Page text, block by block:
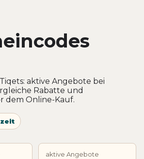
aktive Angebote bei
Rabatte und
dem Online-Kauf.
aktive Angebote